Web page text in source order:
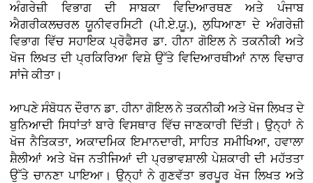
ਅੰਗਰੇਜ਼ੀ ਵਿਭਾਗ ਦੀ ਸਾਬਕਾ ਵਿਦਿਆਰਥਣ ਅਤੇ ਪੰਜਾਬ
ਐਗਰੀਕਲਚਰਲ ਯੂਨੀਵਰਸਿਟੀ (ਪੀ.ਏ.ਯੂ.), ਲੁਧਿਆਣਾ ਦੇ ਅੰਗਰੇਜ਼ੀ
ਵਿਭਾਗ ਵਿੱਚ ਸਹਾਇਕ ਪ੍ਰੋਫੈਸਰ ਡਾ. ਹੀਨਾ ਗੋਇਲ ਨੇ ਤਕਨੀਕੀ ਅਤੇ
ਖੋਜ ਲਿਖਤ ਦੀ ਪ੍ਰਕਿਰਿਆ ਵਿਸ਼ੇ ਉੱਤੇ ਵਿਦਿਆਰਥੀਆਂ ਨਾਲ ਵਿਚਾਰ
ਸਾਂਜੇ ਕੀਤਾ।
ਆਪਣੇ ਸੰਬੋਧਨ ਦੌਰਾਨ ਡਾ. ਹੀਨਾ ਗੋਇਲ ਨੇ ਤਕਨੀਕੀ ਅਤੇ ਖੋਜ ਲਿਖਤ ਦੇ
ਬੁਨਿਆਦੀ ਸਿਧਾਂਤਾਂ ਬਾਰੇ ਵਿਸਥਾਰ ਵਿੱਚ ਜਾਣਕਾਰੀ ਦਿੱਤੀ। ਉਨ੍ਹਾਂ ਨੇ
ਖੋਜ ਨੈਤਿਕਤਾ, ਅਕਾਦਮਿਕ ਇਮਾਨਦਾਰੀ, ਸਾਹਿਤ ਸਮੀਖਿਆ, ਹਵਾਲਾ
ਸ਼ੈਲੀਆਂ ਅਤੇ ਖੋਜ ਨਤੀਜਿਆਂ ਦੀ ਪ੍ਰਭਾਵਸ਼ਾਲੀ ਪੇਸ਼ਕਾਰੀ ਦੀ ਮਹੱਤਤਾ
ਉੱਤੇ ਚਾਨਣਾ ਪਾਇਆ। ਉਨ੍ਹਾਂ ਨੇ ਗੁਣਵੱਤਾ ਭਰਪੂਰ ਖੋਜ ਲਿਖਤ ਅਤੇ